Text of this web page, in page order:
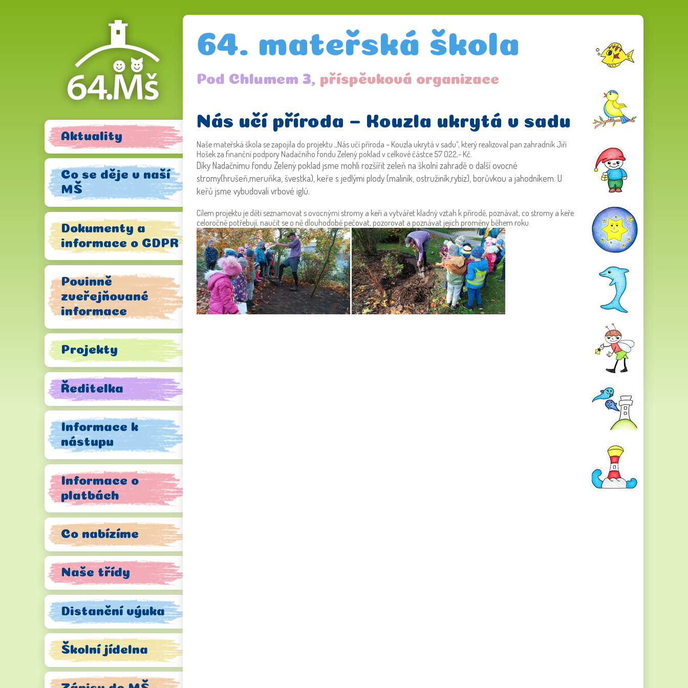
Aktuality
Co se děje v naší
MŠ
Dokumenty a
informace o GDPR
Povinně
zveřejňované
informace
Projekty
Ředitelka
Informace k
nástupu
Informace o
platbách
Co nabízíme
Naše třídy
Distanční výuka
Školní jídelna
64. mateřská škola
Pod Chlumem 3,příspěvková organizace
Nás učí příroda – Kouzla ukrytá v sadu
Naše mateřská škola se zapojila do projektu ,,Nás učí příroda – Kouzla ukrytá v sadu“, který realizoval pan zahradník Jiří
Hošek za finanční podpory Nadačního fondu Zelený poklad v celkové částce 57 022,- Kč.
Díky Nadačnímu fondu Zelený poklad jsme mohli rozšířit zeleň na školní zahradě o další ovocné
stromy(hrušeň,meruňka, švestka), keře s jedlými plody (maliník, ostružiník,rybíz), borůvkou a jahodníkem. U
keřů jsme vybudovali vrbové iglú.
Cílem projektu je děti seznamovat s ovocnými stromy a keři a vytvářet kladný vztah k přírodě, poznávat, co stromy a keře
celoročně potřebují, naučit se o ně dlouhodobě pečovat, pozorovat a poznávat jejich proměny během roku.